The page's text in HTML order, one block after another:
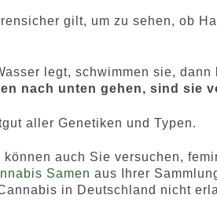
gilt, um zu sehen, ob
legt, schwimmen sie,
nach unten gehen, sind sie
aller Genetiken und Typen.
auch Sie versuchen,
Samen aus Ihrer
in Deutschland nicht